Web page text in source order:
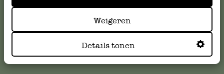
Weigeren
Details tonen
Voor vragen, tips of hulp kun je contact opnemen met onze
klantenservice. Of bekijk hier het antwoord op de
meestgestelde vragen
klantenservice@dille-kamille.com